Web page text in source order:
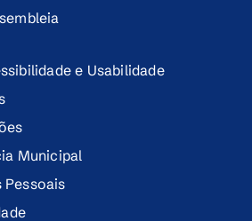
e Usabilidade
Municipal
Pessoais